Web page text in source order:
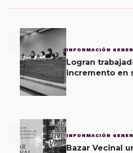
INFORMACIÓN
Logran
incremento en
2 INFORMACIÓN
Bazar Vecinal